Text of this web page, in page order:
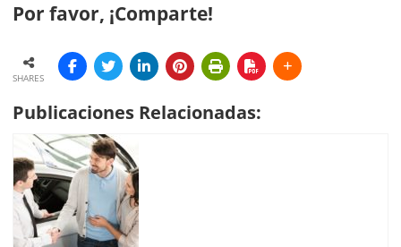
Por favor, ¡Comparte!
SHARES
Publicaciones Relacionadas: